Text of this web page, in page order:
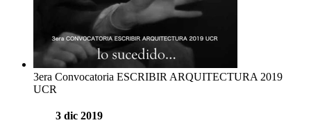
3era Convocatoria ESCRIBIR ARQUITECTURA 2019
UCR
3 dic 2019